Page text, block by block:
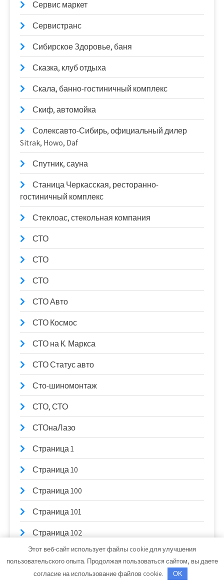
Сервис маркет
Сервистранс
Сибирское Здоровье, баня
Сказка, клуб отдыха
Скала, банно-гостиничный комплекс
Скиф, автомойка
Солексавто-Сибирь, официальный дилер
Sitrak, Howo, Daf
Спутник, сауна
Станица Черкасская, ресторанно-
гостиничный комплекс
Стеклоас, стекольная компания
СТО
СТО
СТО
СТО Авто
СТО Космос
СТО на К. Маркса
СТО Статус авто
Сто-шиномонтаж
СТО, СТО
СТОнаЛазо
Страница 1
Страница 10
Страница 100
Страница 101
Страница 102
Страница 103
Страница 104
Этот веб-сайт использует файлы cookie для улучшения
пользовательского опыта. Продолжая пользоваться сайтом, вы даете
согласие на использование файлов cookie.
OK